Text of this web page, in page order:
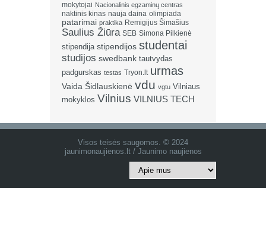
mokytojai Nacionalinis egzaminų centras
naktinis kinas nauja daina olimpiada
patarimai praktika Remigijus Šimašius
Saulius Žiūra SEB Simona Pilkienė
stipendija stipendijos studentai
studijos swedbank tautvydas
padgurskas testas Tryon.lt urmas
Vaida Šidlauskienė vdu vgtu Vilniaus
mokyklos Vilnius VILNIUS TECH
Visos teisės saugomos. © 2024
jaunimonaujienos.lt / Jaunimo naujienos